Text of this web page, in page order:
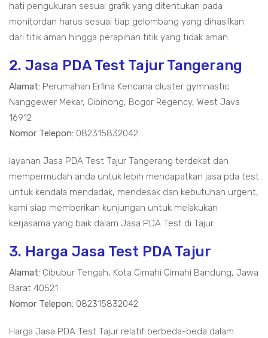
hati pengukuran sesuai grafik yang ditentukan pada
monitordan harus sesuai tiap gelombang yang dihasilkan
dari titik aman hingga perapihan titik yang tidak aman.
2. Jasa PDA Test Tajur Tangerang
Alamat: Perumahan Erfina Kencana cluster gymnastic
Nanggewer Mekar, Cibinong, Bogor Regency, West Java
16912
Nomor Telepon: 082315832042
layanan Jasa PDA Test Tajur Tangerang terdekat dan
mempermudah anda untuk lebih mendapatkan jasa pda test
untuk kendala mendadak, mendesak dan kebutuhan urgent,
kami siap memberikan kunjungan untuk melakukan
kerjasama yang baik dalam Jasa PDA Test di Tajur.
3. Harga Jasa Test PDA Tajur
Alamat: Cibubur Tengah, Kota Cimahi Cimahi Bandung, Jawa
Barat 40521
Nomor Telepon: 082315832042
Harga Jasa PDA Test Tajur relatif berbeda-beda dalam